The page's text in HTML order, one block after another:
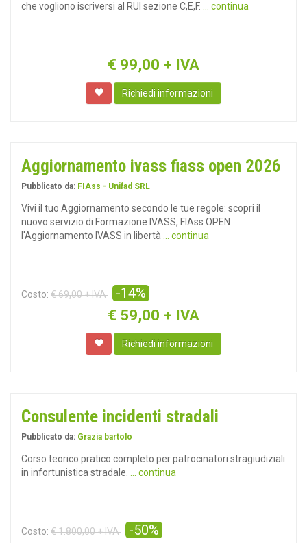
che vogliono iscriversi al RUI sezione C,E,F.
... continua
€ 99,00 + IVA
Richiedi informazioni
Aggiornamento ivass fiass open 2026
Pubblicato da: FIAss - Unifad SRL
Vivi il tuo Aggiornamento secondo le tue regole: scopri il
nuovo servizio di Formazione IVASS, FIAss OPEN
l'Aggiornamento IVASS in libertà
... continua
Costo: € 69,00 + IVA -14%
€ 59,00 + IVA
Richiedi informazioni
Consulente incidenti stradali
Pubblicato da: Grazia bartolo
Corso teorico pratico completo per patrocinatori stragiudiziali
in infortunistica stradale.
... continua
Costo: € 1.800,00 + IVA -50%